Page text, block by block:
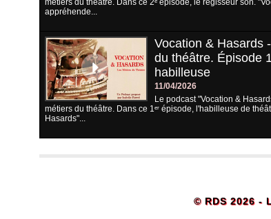
métiers du théâtre. Dans ce 2ᵉ épisode, le régisseur son.
appréhende...
Vocation & Hasards
du théâtre. Épisode
habilleuse
11/04/2026
Le podcast "Vocation &
métiers du théâtre. Dans ce 1ᵉʳ épisode, l'habilleuse de
Hasards"...
© RDS 2026 -